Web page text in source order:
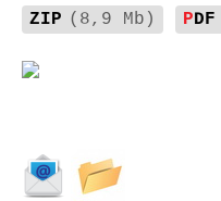
ZIP (8,9 Mb) PDF